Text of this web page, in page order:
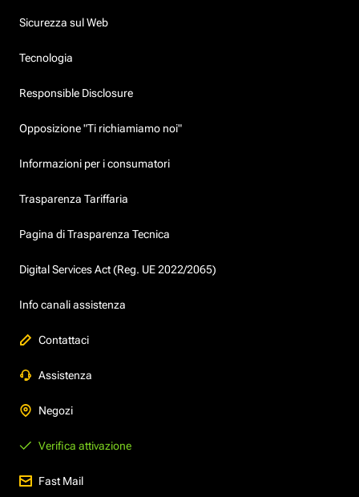
Sicurezza sul Web
Tecnologia
Responsible Disclosure
Opposizione "Ti richiamiamo noi"
Informazioni per i consumatori
Trasparenza Tariffaria
Pagina di Trasparenza Tecnica
Digital Services Act (Reg. UE 2022/2065)
Info canali assistenza
Contattaci
Assistenza
Negozi
Verifica attivazione
Fast Mail